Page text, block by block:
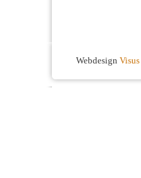
Webdesign Visus